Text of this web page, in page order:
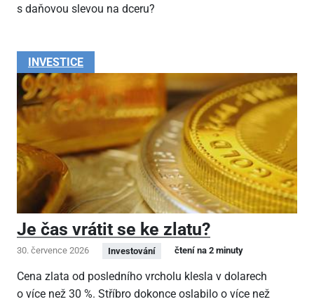
s daňovou slevou na dceru?
INVESTICE
Je čas vrátit se ke zlatu?
30. července 2026 Investování čtení na 2 minuty
Cena zlata od posledního vrcholu klesla v dolarech
o více než 30 %. Stříbro dokonce oslabilo o více než